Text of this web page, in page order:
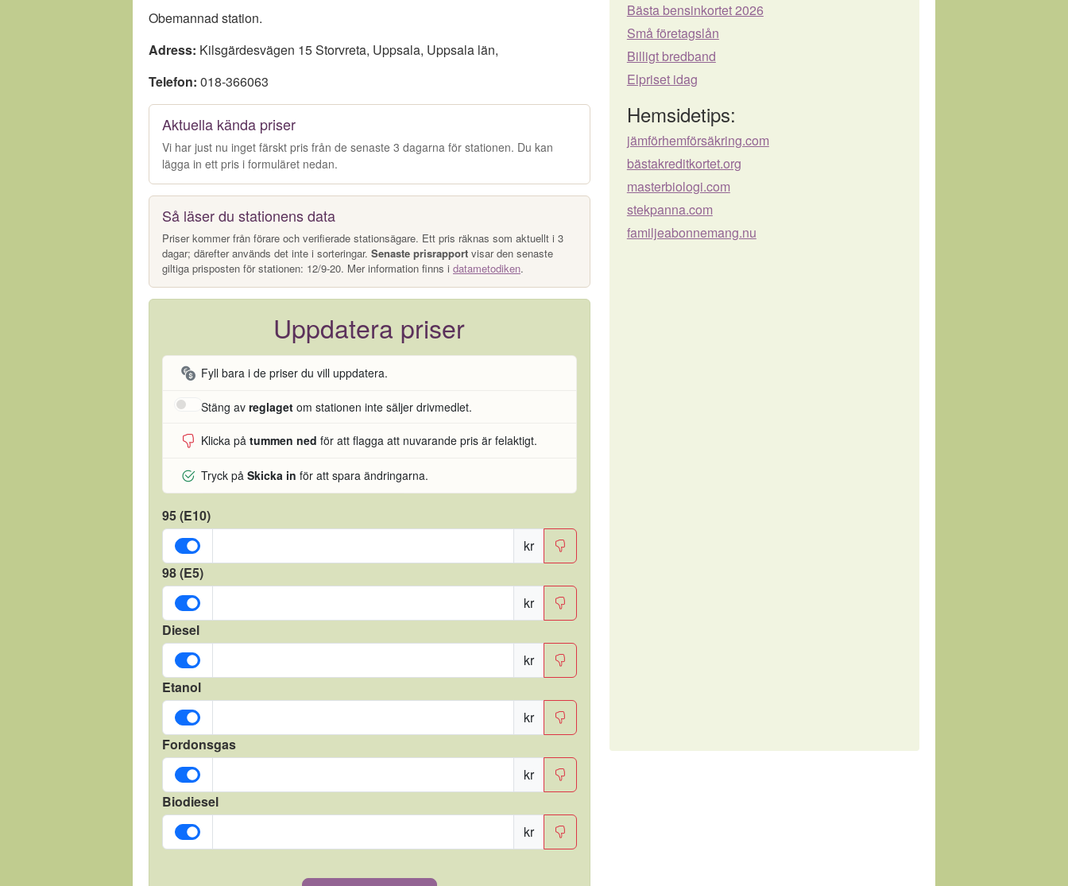
Obemannad station.
Adress: Kilsgärdesvägen 15 Storvreta, Uppsala, Uppsala län,
Telefon: 018-366063
Aktuella kända priser
Vi har just nu inget färskt pris från de senaste 3 dagarna för stationen. Du kan
lägga in ett pris i formuläret nedan.
Så läser du stationens data
Priser kommer från förare och verifierade stationsägare. Ett pris räknas som aktuellt i 3
dagar; därefter används det inte i sorteringar. Senaste prisrapport visar den senaste
giltiga prisposten för stationen: 12/9-20. Mer information finns i datametodiken.
Uppdatera priser
Fyll bara i de priser du vill uppdatera.
Stäng av reglaget om stationen inte säljer drivmedlet.
Klicka på tummen ned för att flagga att nuvarande pris är felaktigt.
Tryck på Skicka in för att spara ändringarna.
95 (E10)
kr
98 (E5)
kr
Diesel
kr
Etanol
kr
Fordonsgas
kr
Biodiesel
kr
Bästa bensinkortet 2026
Små företagslån
Billigt bredband
Elpriset idag
Hemsidetips:
jämförhemförsäkring.com
bästakreditkortet.org
masterbiologi.com
stekpanna.com
familjeabonnemang.nu